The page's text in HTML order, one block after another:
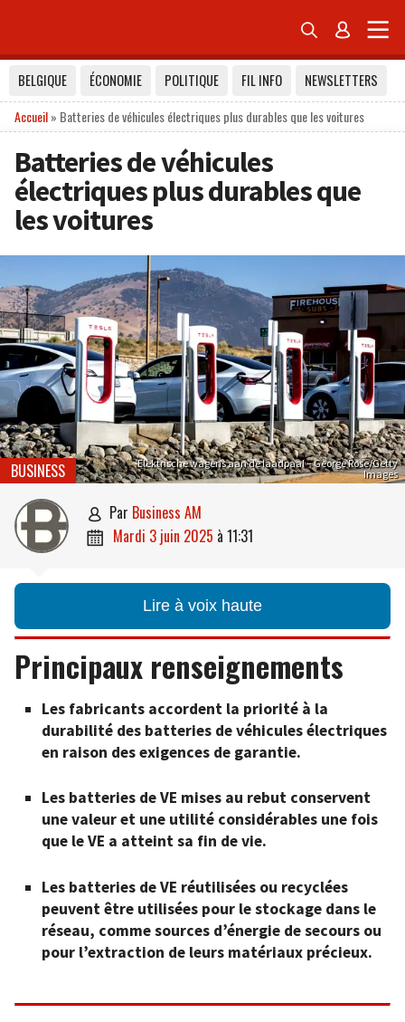
 
BELGIQUE ÉCONOMIE POLITIQUE FIL INFO
NEWSLETTERS
Accueil» Batteries de véhicules électriques plus durables que les voitures
Batteries de véhicules
électriques plus durables que
les voitures
Elektrische wagens aan de laadpaal – George Rose/Getty
Images
BUSINESS
 par Business AM
 mardi 3 juin 2025 à 11:31
Lire à voix haute
Principaux renseignements
Les fabricants accordent la priorité à la
durabilité des batteries de véhicules électriques
en raison des exigences de garantie.
Les batteries de VE mises au rebut conservent
une valeur et une utilité considérables une fois
que le VE a atteint sa fin de vie.
Les batteries de VE réutilisées ou recyclées
peuvent être utilisées pour le stockage dans le
réseau, comme sources d’énergie de secours ou
pour l’extraction de leurs matériaux précieux.